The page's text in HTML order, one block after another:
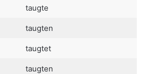
taugte
taugten
taugtet
taugten